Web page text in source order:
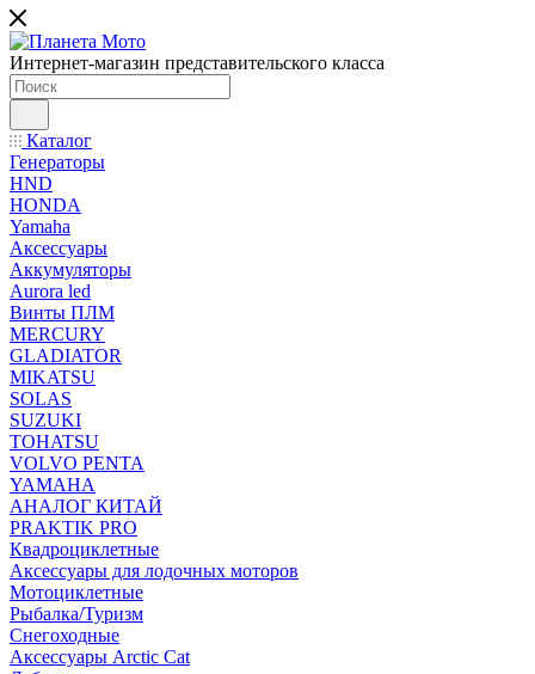
Интернет-магазин представительского класса
Каталог
Генераторы
HND
HONDA
Yamaha
Аксессуары
Аккумуляторы
Aurora led
Винты ПЛМ
MERCURY
GLADIATOR
MIKATSU
SOLAS
SUZUKI
TOHATSU
VOLVO PENTA
YAMAHA
АНАЛОГ КИТАЙ
PRAKTIK PRO
Квадроциклетные
Аксессуары для лодочных моторов
Мотоциклетные
Рыбалка/Туризм
Снегоходные
Аксессуары Arctic Cat